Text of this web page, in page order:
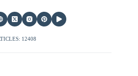
12408